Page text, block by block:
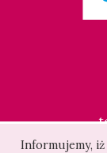
Informujemy,